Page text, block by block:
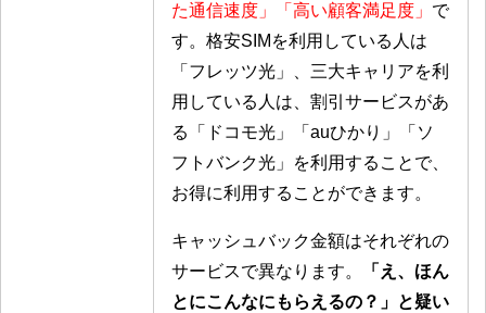
た通信速度」「高い顧客満足度」 で
す。格安SIMを利用している人は
「フレッツ光」、三大キャリアを利
用している人は、割引サービスがあ
る「ドコモ光」「auひかり」「ソ
フトバンク光」を利用することで、
お得に利用することができます。
キャッシュバック金額はそれぞれの
サービスで異なります。
「え、ほん
とにこんなにもらえるの？」と疑い